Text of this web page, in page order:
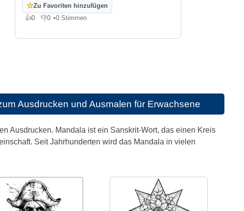
☆Zu Favoriten hinzufügen
👍0
Gefällt mir
👎0
Gefällt mir nicht
•0 Stimmen
Ausdrucken und Ausmalen für Erwachsene
Ausdrucken. Mandala ist ein Sanskrit-Wort, das einen Kreis
Seit Jahrhunderten wird das Mandala in vielen